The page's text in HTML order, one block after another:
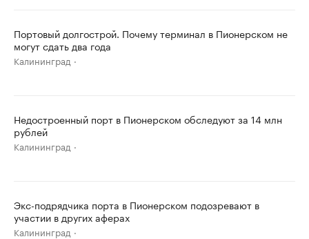
Портовый долгострой. Почему терминал в Пионерском не
могут сдать два года
Калининград
Недостроенный порт в Пионерском обследуют за 14 млн
рублей
Калининград
Экс-подрядчика порта в Пионерском подозревают в
участии в других аферах
Калининград